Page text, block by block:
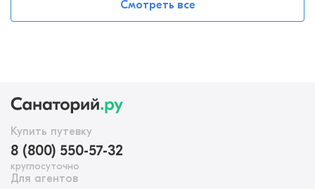
Смотреть все
Купить путевку
8 (800) 550-57-32
круглосуточно
Для агентов